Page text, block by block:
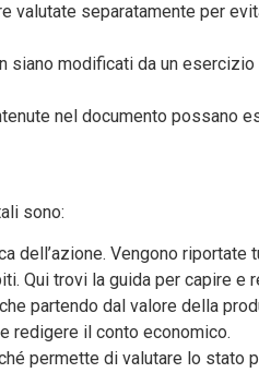
valutate separatamente per
siano modificati da un
nel documento possano
sono:
dell’azione. Vengono
Qui trovi la guida per capire e
partendo dal valore della
redigere il conto economico.
permette di valutare lo stato